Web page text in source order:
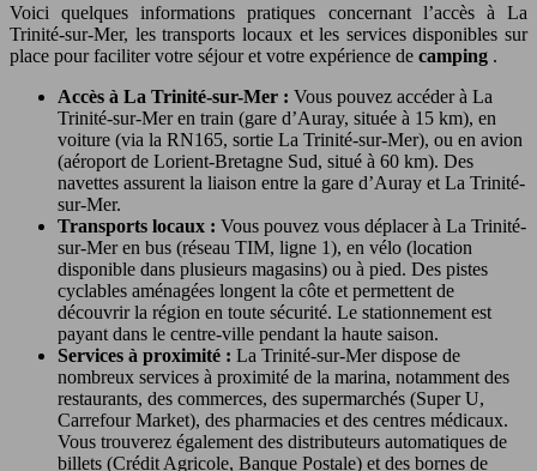
Voici quelques informations pratiques concernant l’accès à La
Trinité-sur-Mer, les transports locaux et les services disponibles sur
place pour faciliter votre séjour et votre expérience de camping .
Accès à La Trinité-sur-Mer : Vous pouvez accéder à La
Trinité-sur-Mer en train (gare d’Auray, située à 15 km), en
voiture (via la RN165, sortie La Trinité-sur-Mer), ou en avion
(aéroport de Lorient-Bretagne Sud, situé à 60 km). Des
navettes assurent la liaison entre la gare d’Auray et La Trinité-
sur-Mer.
Transports locaux : Vous pouvez vous déplacer à La Trinité-
sur-Mer en bus (réseau TIM, ligne 1), en vélo (location
disponible dans plusieurs magasins) ou à pied. Des pistes
cyclables aménagées longent la côte et permettent de
découvrir la région en toute sécurité. Le stationnement est
payant dans le centre-ville pendant la haute saison.
Services à proximité : La Trinité-sur-Mer dispose de
nombreux services à proximité de la marina, notamment des
restaurants, des commerces, des supermarchés (Super U,
Carrefour Market), des pharmacies et des centres médicaux.
Vous trouverez également des distributeurs automatiques de
billets (Crédit Agricole, Banque Postale) et des bornes de